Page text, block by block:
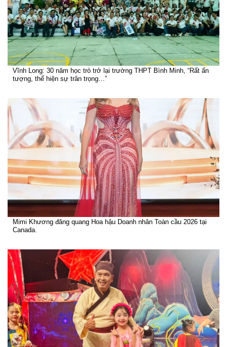
Vĩnh Long: 30 năm học trò trở lại trường THPT Bình Minh, “Rất ấn
tượng, thể hiện sự trân trọng…”
Mimi Khương đăng quang Hoa hậu Doanh nhân Toàn cầu 2026 tại
Canada.